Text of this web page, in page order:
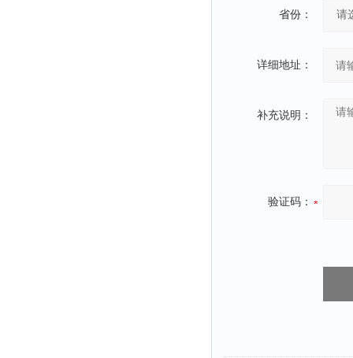
省份：
详细地址：
补充说明：
验证码：